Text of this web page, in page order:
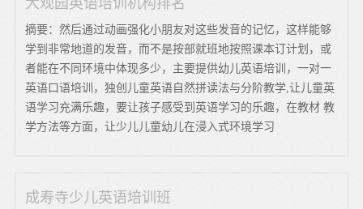
摘要：然后通过动画强化小朋友对这些发音的记忆，这样能够
学到非常地道的发音，而不是按部就班地按照课本订计划，或
者能在不同环境中体现多少，主要提供幼儿英语培训，一对一
英语口语培训，独创儿童英语自然拼读法与分阶教学,让儿童英
语学习充满乐趣，要让孩子感受到英语学习的乐趣，在教材 教
学方法等方面，让少儿儿童幼儿在浸入式环境学习
成寿寺少儿英语培训班